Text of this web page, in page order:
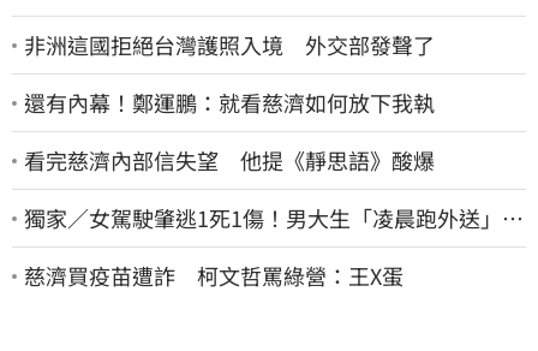
非洲這國拒絕台灣護照入境 外交部發聲了
還有內幕！鄭運鵬：就看慈濟如何放下我執
看完慈濟內部信失望 他提《靜思語》酸爆
獨家／女駕駛肇逃1死1傷！男大生「凌晨跑外送」挨
撞 媽淚：家快瓦解
慈濟買疫苗遭詐 柯文哲罵綠營：王X蛋